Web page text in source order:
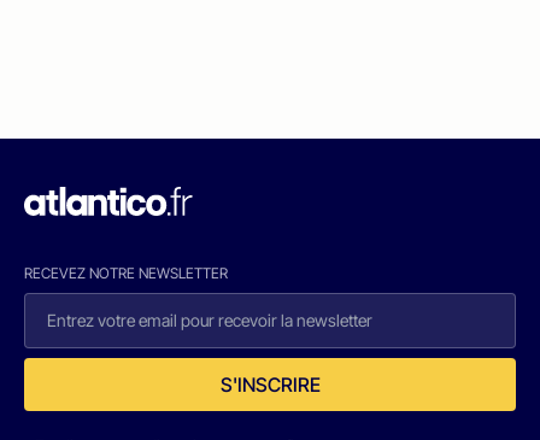
RECEVEZ NOTRE NEWSLETTER
S'INSCRIRE